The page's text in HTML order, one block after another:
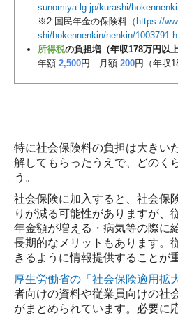
sunomiya.lg.jp/kurashi/
※2 国民年金の保険料（ https://
shi/hokennenkin/nenkin/
所得税の負担増（年収178万円以上
年額 2,500円 月額 200円（年収
特に社会保険料の負担は大きい
解してもらったうえで、どのく
う。
社会保険に加入すると、社会保
りが減る可能性がありますが、
年金額が増える・病気等の際に
長期的なメリットもあります。
きるように情報提供することが
厚生労働省の「社会保険適用拡
者向けの資料や従業員向けの社
がまとめられています。必要に